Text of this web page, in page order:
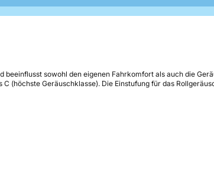
beeinflusst sowohl den eigenen Fahrkomfort als auch die
(höchste Geräuschklasse). Die Einstufung für das